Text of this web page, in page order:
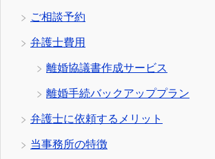
ご相談予約
弁護士費用
離婚協議書作成サービス
離婚手続バックアッププラン
弁護士に依頼するメリット
当事務所の特徴